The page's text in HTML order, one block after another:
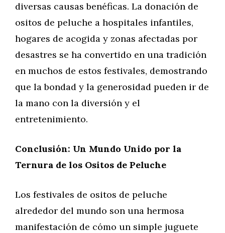
diversas causas benéficas. La donación de
ositos de peluche a hospitales infantiles,
hogares de acogida y zonas afectadas por
desastres se ha convertido en una tradición
en muchos de estos festivales, demostrando
que la bondad y la generosidad pueden ir de
la mano con la diversión y el
entretenimiento.
Conclusión: Un Mundo Unido por la
Ternura de los Ositos de Peluche
Los festivales de ositos de peluche
alrededor del mundo son una hermosa
manifestación de cómo un simple juguete